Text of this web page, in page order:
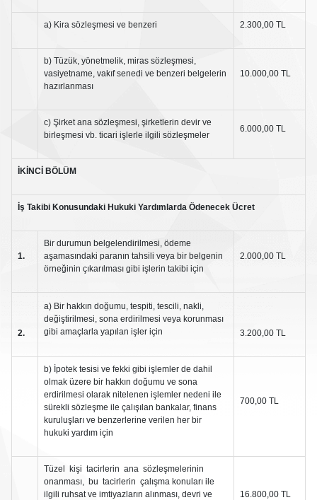
a) Kira sözleşmesi ve benzeri 2.300,00 TL
b) Tüzük, yönetmelik, miras sözleşmesi,
vasiyetname, vakıf senedi ve benzeri belgelerin
hazırlanması
10.000,00 TL
c) Şirket ana sözleşmesi, şirketlerin devir ve
birleşmesi vb. ticari işlerle ilgili sözleşmeler
6.000,00 TL
İKİNCİ BÖLÜM
İş Takibi Konusundaki Hukuki Yardımlarda Ödenecek Ücret
1.
Bir durumun belgelendirilmesi, ödeme
aşamasındaki paranın tahsili veya bir belgenin
örneğinin çıkarılması gibi işlerin takibi için
2.000,00 TL
2.
a) Bir hakkın doğumu, tespiti, tescili, nakli,
değiştirilmesi, sona erdirilmesi veya korunması
gibi amaçlarla yapılan işler için
3.200,00 TL
b) İpotek tesisi ve fekki gibi işlemler de dahil
olmak üzere bir hakkın doğumu ve sona
erdirilmesi olarak nitelenen işlemler nedeni ile
sürekli sözleşme ile çalışılan bankalar, finans
kuruluşları ve benzerlerine verilen her bir
hukuki yardım için
700,00 TL
Tüzel kişi tacirlerin ana sözleşmelerinin
onanması, bu tacirlerin çalışma konuları ile
ilgili ruhsat ve imtiyazların alınması, devri ve
16.800,00 TL